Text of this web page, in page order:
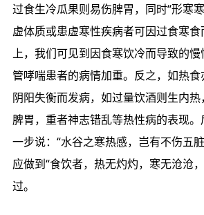
过食生冷瓜果则易伤脾胃，同时“形寒
虚体质或患虚寒性疾病者可因过食寒
上，我们可见到因食寒饮冷而导致的
管哮喘患者的病情加重。反之，如热
阴阳失衡而发病，如过量饮酒则生内
脾胃，重者神志错乱等热性病的表现
一步说：“水谷之寒热感，岂有不伤五
应做到“食饮者，热无灼灼，寒无沧沧
过。